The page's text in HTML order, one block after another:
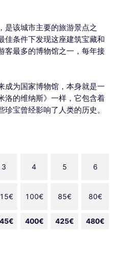
是该城市主要的旅游景点之
佳条件下发现这座建筑宝藏和
客最多的博物馆之一，每年接
成为国家博物馆，本身就是一
洛的维纳斯》一样，它包含着
宝曾经影响了人类的历史。
3 4 5 6
100€ 85€ 80€
400€ 425€ 480€